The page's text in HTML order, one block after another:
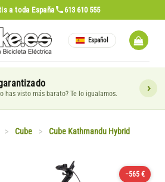
a toda España 613 610 555
Español
has visto más barato? Te lo igualamos.
> Cube > Cube Kathmandu Hybrid
−565 €